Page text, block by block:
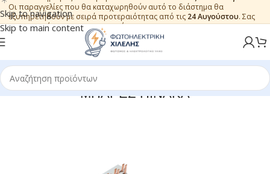
Skip to navigation
Skip to main content
Οι παραγγελίες που θα καταχωρηθούν αυτό το διάστημα θα
εξυπηρετηθούν με σειρά προτεραιότητας από τις 24 Αυγούστου. Σας
ευχαριστούμε για την εμπιστοσύνη.
ΜΠΑΡΕΣ ΠΙΝΑΚΑ